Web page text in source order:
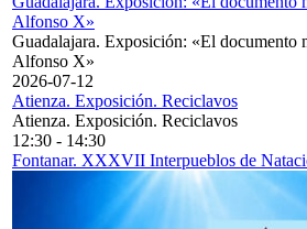
Alfonso X»
Guadalajara. Exposición: «El documento
Alfonso X»
2026-07-12
Atienza. Exposición. Reciclavos
Atienza. Exposición. Reciclavos
12:30 - 14:30
Fontanar. XXXVII Interpueblos de